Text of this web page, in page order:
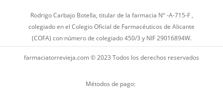
Rodrigo Carbajo Botella, titular de la farmacia Nº -A-715-F ,
colegiado en el Colegio Oficial de Farmacéuticos de Alicante
(COFA) con número de colegiado 450/3 y NIF 29016894W.
farmaciatorrevieja.com © 2023 Todos los derechos reservados
Métodos de pago: